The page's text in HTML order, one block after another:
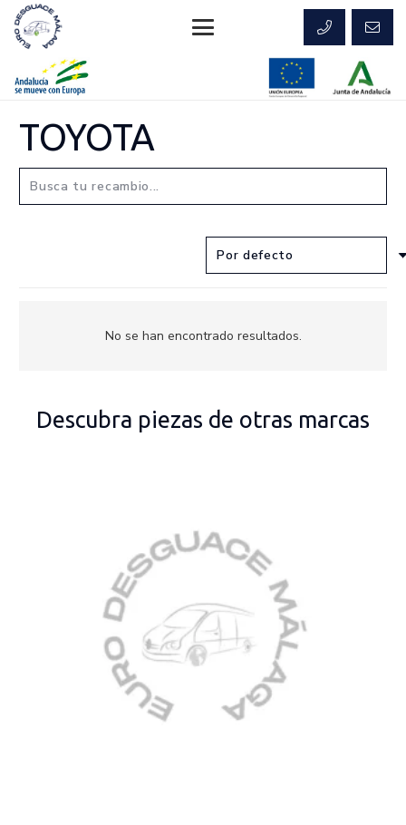
TOYOTA
No se han encontrado resultados.
Descubra piezas de otras marcas